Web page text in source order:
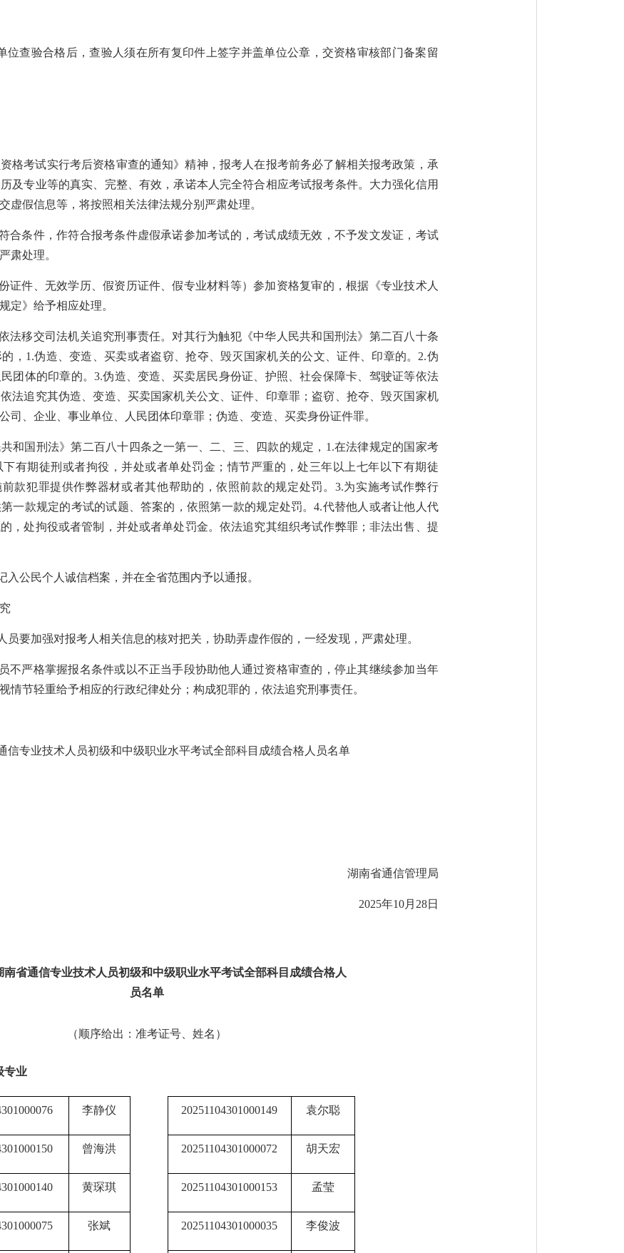
位查验合格后，查验人须在所有复印件上签字并盖单位公章，交资格审核部门备案留
格考试实行考后资格审查的通知》精神，报考人在报考前务必了解相关报考政策，承
及专业等的真实、完整、有效，承诺本人完全符合相应考试报考条件。大力强化信用
虚假信息等，将按照相关法律法规分别严肃处理。
合条件，作符合报考条件虚假承诺参加考试的，考试成绩无效，不予发文发证，考试
肃处理。
证件、无效学历、假资历证件、假专业材料等）参加资格复审的，根据《专业技术人
定》给予相应处理。
法移交司法机关追究刑事责任。对其行为触犯《中华人民共和国刑法》第二百八十条
，1.伪造、变造、买卖或者盗窃、抢夺、毁灭国家机关的公文、证件、印章的。2.伪
团体的印章的。3.伪造、变造、买卖居民身份证、护照、社会保障卡、驾驶证等依法
法追究其伪造、变造、买卖国家机关公文、证件、印章罪；盗窃、抢夺、毁灭国家机
司、企业、事业单位、人民团体印章罪；伪造、变造、买卖身份证件罪。
和国刑法》第二百八十四条之一第一、二、三、四款的规定，1.在法律规定的国家考
有期徒刑或者拘役，并处或者单处罚金；情节严重的，处三年以上七年以下有期徒
款犯罪提供作弊器材或者其他帮助的，依照前款的规定处罚。3.为实施考试作弊行
一款规定的考试的试题、答案的，依照第一款的规定处罚。4.代替他人或者让他人代
，处拘役或者管制，并处或者单处罚金。依法追究其组织考试作弊罪；非法出售、提
入公民个人诚信档案，并在全省范围内予以通报。
员要加强对报考人相关信息的核对把关，协助弄虚作假的，一经发现，严肃处理。
不严格掌握报名条件或以不正当手段协助他人通过资格审查的，停止其继续参加当年
情节轻重给予相应的行政纪律处分；构成犯罪的，依法追究刑事责任。
信专业技术人员初级和中级职业水平考试全部科目成绩合格人员名单
湖南省通信管理局
2025年10月28日
南省通信专业技术人员初级和中级职业水平考试全部科目成绩合格人
员名单
（顺序给出：准考证号、姓名）
专业
李静仪 20251104301000149 袁尔聪
曾海洪 20251104301000072 胡天宏
黄琛琪 20251104301000153 孟莹
张斌 20251104301000035 李俊波